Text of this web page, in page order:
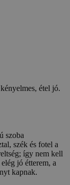
étel jó.
szoba
szék és fotel a
így nem kell
jó étterem, a
kapnak.